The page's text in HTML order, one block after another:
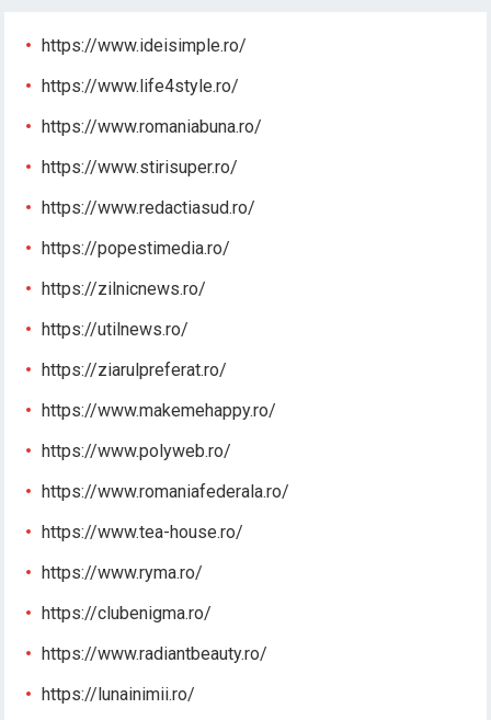
https://www.ideisimple.ro/
https://www.life4style.ro/
https://www.romaniabuna.ro/
https://www.stirisuper.ro/
https://www.redactiasud.ro/
https://popestimedia.ro/
https://zilnicnews.ro/
https://utilnews.ro/
https://ziarulpreferat.ro/
https://www.makemehappy.ro/
https://www.polyweb.ro/
https://www.romaniafederala.ro/
https://www.tea-house.ro/
https://www.ryma.ro/
https://clubenigma.ro/
https://www.radiantbeauty.ro/
https://lunainimii.ro/